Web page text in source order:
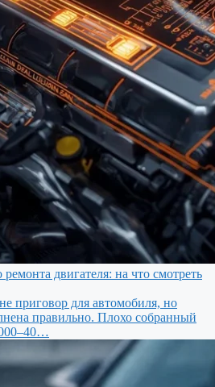
двигателя: на что смотреть
приговор для автомобиля, но
правильно. Плохо собранный